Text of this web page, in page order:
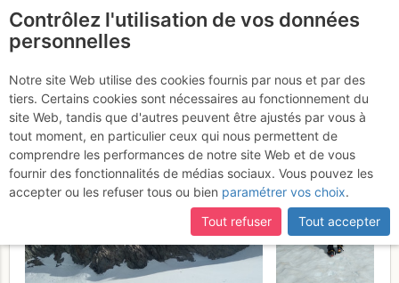
certaines pages ne sont plus accessibles, manquantes ou
incomplètes, déconnectez-vous puis reconnectez-vous à votre
compte sur le site.
Wilerhorn : depuis Tatz
Samedi 30 mai 2026
Contrôlez l'utilisation de vos données
personnelles
Notre site Web utilise des cookies fournis par nous et par des
tiers. Certains cookies sont nécessaires au fonctionnement du
site Web, tandis que d'autres peuvent être ajustés par vous à
tout moment, en particulier ceux qui nous permettent de
comprendre les performances de notre site Web et de vous
fournir des fonctionnalités de médias sociaux. Vous pouvez les
accepter ou les refuser tous ou bien paramétrer vos choix.
Tout refuser
Tout accepter